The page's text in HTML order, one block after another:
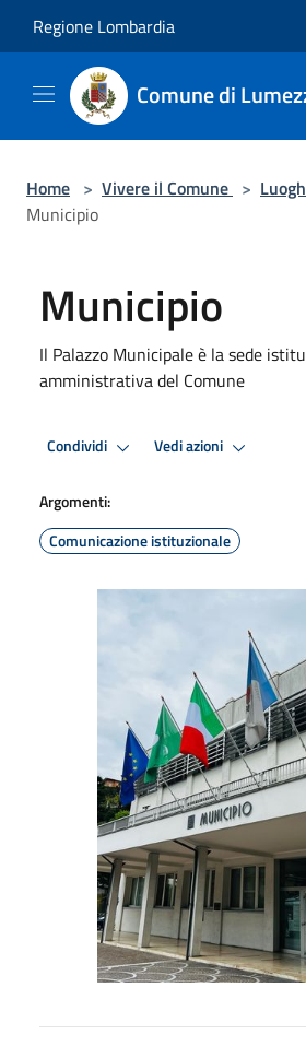
Regione Lombardia
Comune di
Home > Vivere il Comune >
Municipio
Municipio
Il Palazzo Municipale è la sede
amministrativa del Comune
Condividi Vedi azioni
Argomenti:
Comunicazione istituzionale